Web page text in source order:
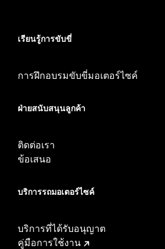
เรียนรู้การขับขี่
การฝึกอบรมขับขี่มอเตอร์ไซค์
ฝ่ายสนับสนุนลูกค้า
ติดต่อเรา
ข้อเสนอ
บริการรถมอเตอร์ไซค์​
บริการที่ได้รับอนุญาต
คู่มือการใช้งาน